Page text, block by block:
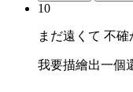
10
まだ遠くて 不
我要描繪出一個